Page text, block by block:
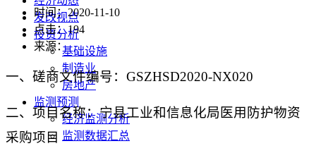
发改视点
投资分析
基础设施
制造业
房地产
监测预测
经济监测分析
监测数据汇总
时间：2020-11-10
点击：194
来源：
一、 磋商文件编号： GSZHSD2020-NX020
二、 项目名称：宁县工业和信息化局医用防护物资
采购项目